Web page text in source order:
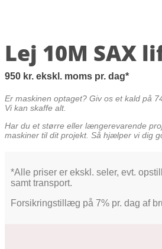
Lej 10M SAX
950 kr. ekskl. moms pr. dag
Er maskinen optaget? Giv os et kald på
Vi kan skaffe alt.
Har du et større eller længerevarende
maskiner til dit projekt. Så hjælper vi dig
*Alle priser er ekskl. seler, evt.
samt transport.
Forsikringstillæg på 7% pr. dag af